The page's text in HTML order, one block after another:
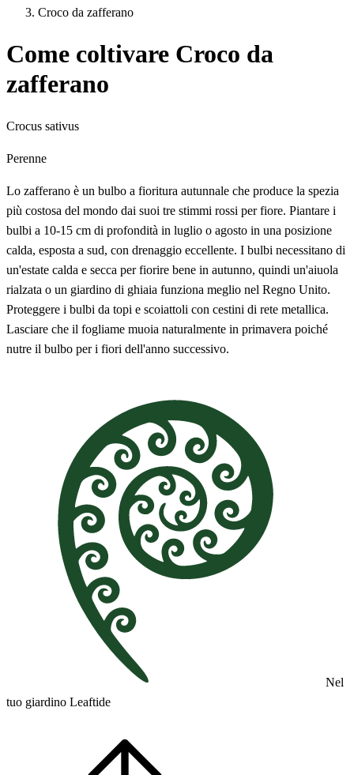
Croco da zafferano
Come coltivare Croco da
zafferano
Crocus sativus
Perenne
Lo zafferano è un bulbo a fioritura autunnale che produce la spezia
più costosa del mondo dai suoi tre stimmi rossi per fiore. Piantare i
bulbi a 10-15 cm di profondità in luglio o agosto in una posizione
calda, esposta a sud, con drenaggio eccellente. I bulbi necessitano di
un'estate calda e secca per fiorire bene in autunno, quindi un'aiuola
rialzata o un giardino di ghiaia funziona meglio nel Regno Unito.
Proteggere i bulbi da topi e scoiattoli con cestini di rete metallica.
Lasciare che il fogliame muoia naturalmente in primavera poiché
nutre il bulbo per i fiori dell'anno successivo.
Nel
tuo giardino Leaftide